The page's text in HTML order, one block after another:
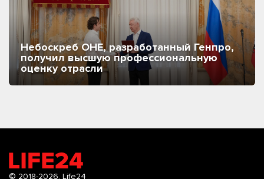
Небоскреб ОНЕ, разработанный Генпро,
получил высшую профессиональную
оценку отрасли
© 2018-2026. Life24